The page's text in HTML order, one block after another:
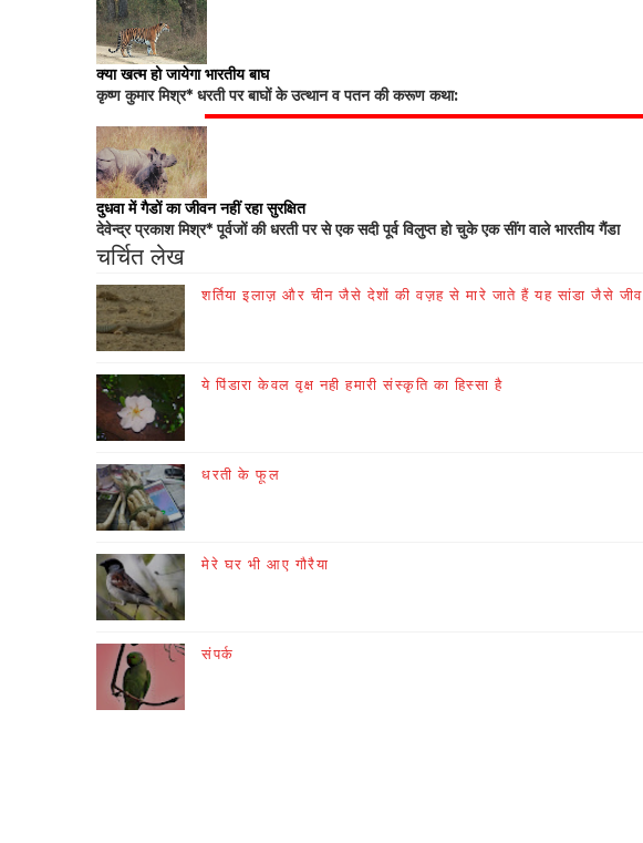
क्या खत्म हो जायेगा भारतीय बाघ
कृष्ण कुमार मिश्र* धरती पर बाघों के उत्थान व पतन की करूण कथा:
दुधवा में गैडों का जीवन नहीं रहा सुरक्षित
देवेन्द्र प्रकाश मिश्र* पूर्वजों की धरती पर से एक सदी पूर्व विलुप्त हो चुके एक सींग वाले भारतीय गैंडा
चर्चित लेख
शर्तिया इलाज़ और चीन जैसे देशों की वज़ह से मारे जाते हैं यह सांडा जैसे जीव
ये पिंडारा केवल वृक्ष नही हमारी संस्कृति का हिस्सा है
धरती के फूल
मेरे घर भी आए गौरैया
संपर्क